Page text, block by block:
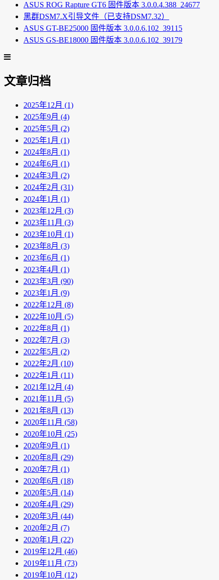
ASUS ROG Rapture GT6 固件版本 3.0.0.4.388_24677
黑群DSM7.X引导文件（已支持DSM7.32）
ASUS GT-BE25000 固件版本 3.0.0.6.102_39115
ASUS GS-BE18000 固件版本 3.0.0.6.102_39179
文章归档
2025年12月 (1)
2025年9月 (4)
2025年5月 (2)
2025年1月 (1)
2024年8月 (1)
2024年6月 (1)
2024年3月 (2)
2024年2月 (31)
2024年1月 (1)
2023年12月 (3)
2023年11月 (3)
2023年10月 (1)
2023年8月 (3)
2023年6月 (1)
2023年4月 (1)
2023年3月 (90)
2023年1月 (9)
2022年12月 (8)
2022年10月 (5)
2022年8月 (1)
2022年7月 (3)
2022年5月 (2)
2022年2月 (10)
2022年1月 (11)
2021年12月 (4)
2021年11月 (5)
2021年8月 (13)
2020年11月 (58)
2020年10月 (25)
2020年9月 (1)
2020年8月 (29)
2020年7月 (1)
2020年6月 (18)
2020年5月 (14)
2020年4月 (29)
2020年3月 (44)
2020年2月 (7)
2020年1月 (22)
2019年12月 (46)
2019年11月 (73)
2019年10月 (12)